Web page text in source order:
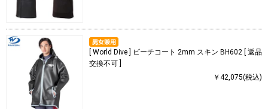
[ World Dive ] ビーチコート 2mm スキン BH602 [ 返品
交換不可 ]
￥42,075(税込)